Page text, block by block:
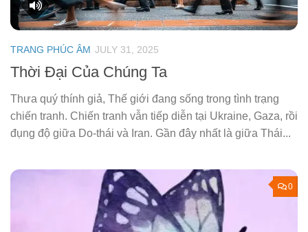
TRANG PHÚC ÂM JULY 31, 2025
Thời Đại Của Chúng Ta
Thưa quý thính giả, Thế giới đang sống trong tình trạng
chiến tranh. Chiến tranh vẫn tiếp diễn tại Ukraine, Gaza, rồi
đụng độ giữa Do-thái và Iran. Gần đây nhất là giữa Thái...
0